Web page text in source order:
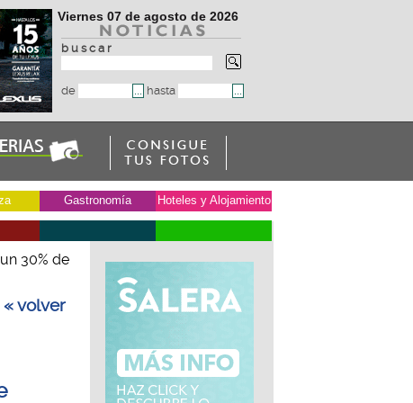
Viernes 07 de agosto de 2026
b u s c a r
de hasta
Gastronomía Hoteles y Alojamiento
30% de
« volver